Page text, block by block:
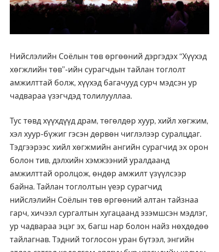
Нийслэлийн Соёлын төв өргөөний дэргэдэх “Хүүхэд
хөгжлийн төв”-ийн сурагчдын тайлан тоглолт
амжилттай болж, хүүхэд багачууд сурч мэдсэн ур
чадвараа үзэгчдэд толилууллаа.
Тус төвд хүүхдүүд драм, төгөлдөр хуур, хийл хөгжим,
хэл хуур-бүжиг гэсэн дөрвөн чиглэлээр суралцдаг.
Тэдгээрээс хийл хөгжмийн ангийн сурагчид эх орон
болон тив, дэлхийн хэмжээний уралдаанд
амжилттай оролцож, өндөр амжилт үзүүлсээр
байна. Тайлан тоглолтын үеэр сурагчид
нийслэлийн Соёлын төв өргөөний алтан тайзнаа
гарч, хичээл сургалтын хугацаанд эзэмшсэн мэдлэг,
ур чадвараа эцэг эх, багш нар болон найз нөхдөдөө
тайлагнав. Тэдний тоглосон уран бүтээл, энгийн